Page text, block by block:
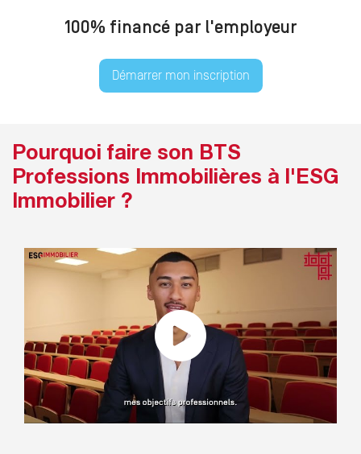
100% financé par l'employeur
Démarrer mon inscription
Pourquoi faire son BTS
Professions Immobilières à l'ESG
Immobilier ?
Interview d'Alexis Sebille, étudiant en
BTS Professions Immobilières à
l'ESG Immobilier